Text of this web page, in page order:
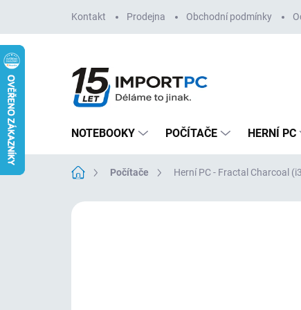
obsah
Kontakt Prodejna Obchodní podmínky
NOTEBOOKY POČÍTAČE HERNÍ PC
Domů Počítače Herní PC - Fractal Charcoal